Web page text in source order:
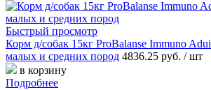
Быстрый просмотр
Корм д/собак 15кг ProBalanse Immuno
малых и средних пород 4836.25 руб. / шт
в корзину
Подробнее